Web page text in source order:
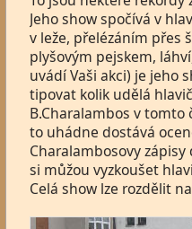
Jeho show spočívá v
v leže, přelézáním přes
plyšovým pejskem,
uvádí Vaši akci) je jeho
tipovat kolik udělá
B.Charalambos v tomto
to uhádne dostává
Charalambosovy zápisy
si můžou vyzkoušet
Celá show lze rozdělit